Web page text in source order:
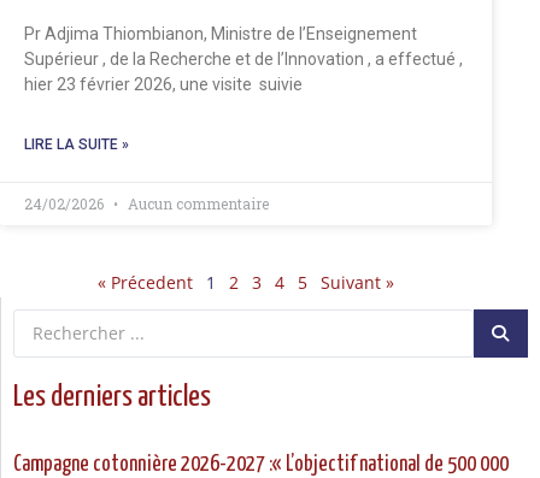
Pr Adjima Thiombianon, Ministre de l’Enseignement
Supérieur , de la Recherche et de l’Innovation , a effectué ,
hier 23 février 2026, une visite suivie
LIRE LA SUITE »
24/02/2026 Aucun commentaire
« Précedent 1 2 3 4 5 Suivant »
Les derniers articles
Campagne cotonnière 2026-2027 :« L’objectif national de 500 000